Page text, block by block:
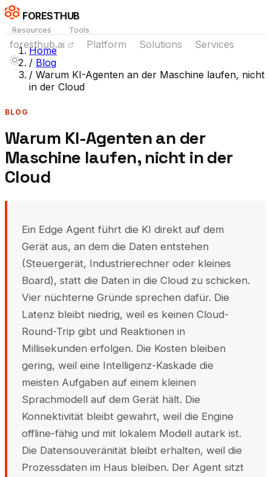
FORESTHUB
Resources Tools
foresthub.ai Platform Solutions Services
Home
/ Blog
/ Warum KI-Agenten an der Maschine laufen, nicht
in der Cloud
BLOG
Warum KI-Agenten an der
Maschine laufen, nicht in der
Cloud
Ein Edge Agent führt die KI direkt auf dem
Gerät aus, an dem die Daten entstehen
(Steuergerät, Industrierechner oder kleines
Board), statt die Daten in die Cloud zu schicken.
Vier nüchterne Gründe sprechen dafür. Die
Latenz bleibt niedrig, weil es keinen Cloud-
Round-Trip gibt und Reaktionen in
Millisekunden erfolgen. Die Kosten bleiben
gering, weil eine Intelligenz-Kaskade die
meisten Aufgaben auf einem kleinen
Sprachmodell auf dem Gerät hält. Die
Konnektivität bleibt gewahrt, weil die Engine
offline-fähig und mit lokalem Modell autark ist.
Die Datensouveränität bleibt erhalten, weil die
Prozessdaten im Haus bleiben. Der Agent sitzt